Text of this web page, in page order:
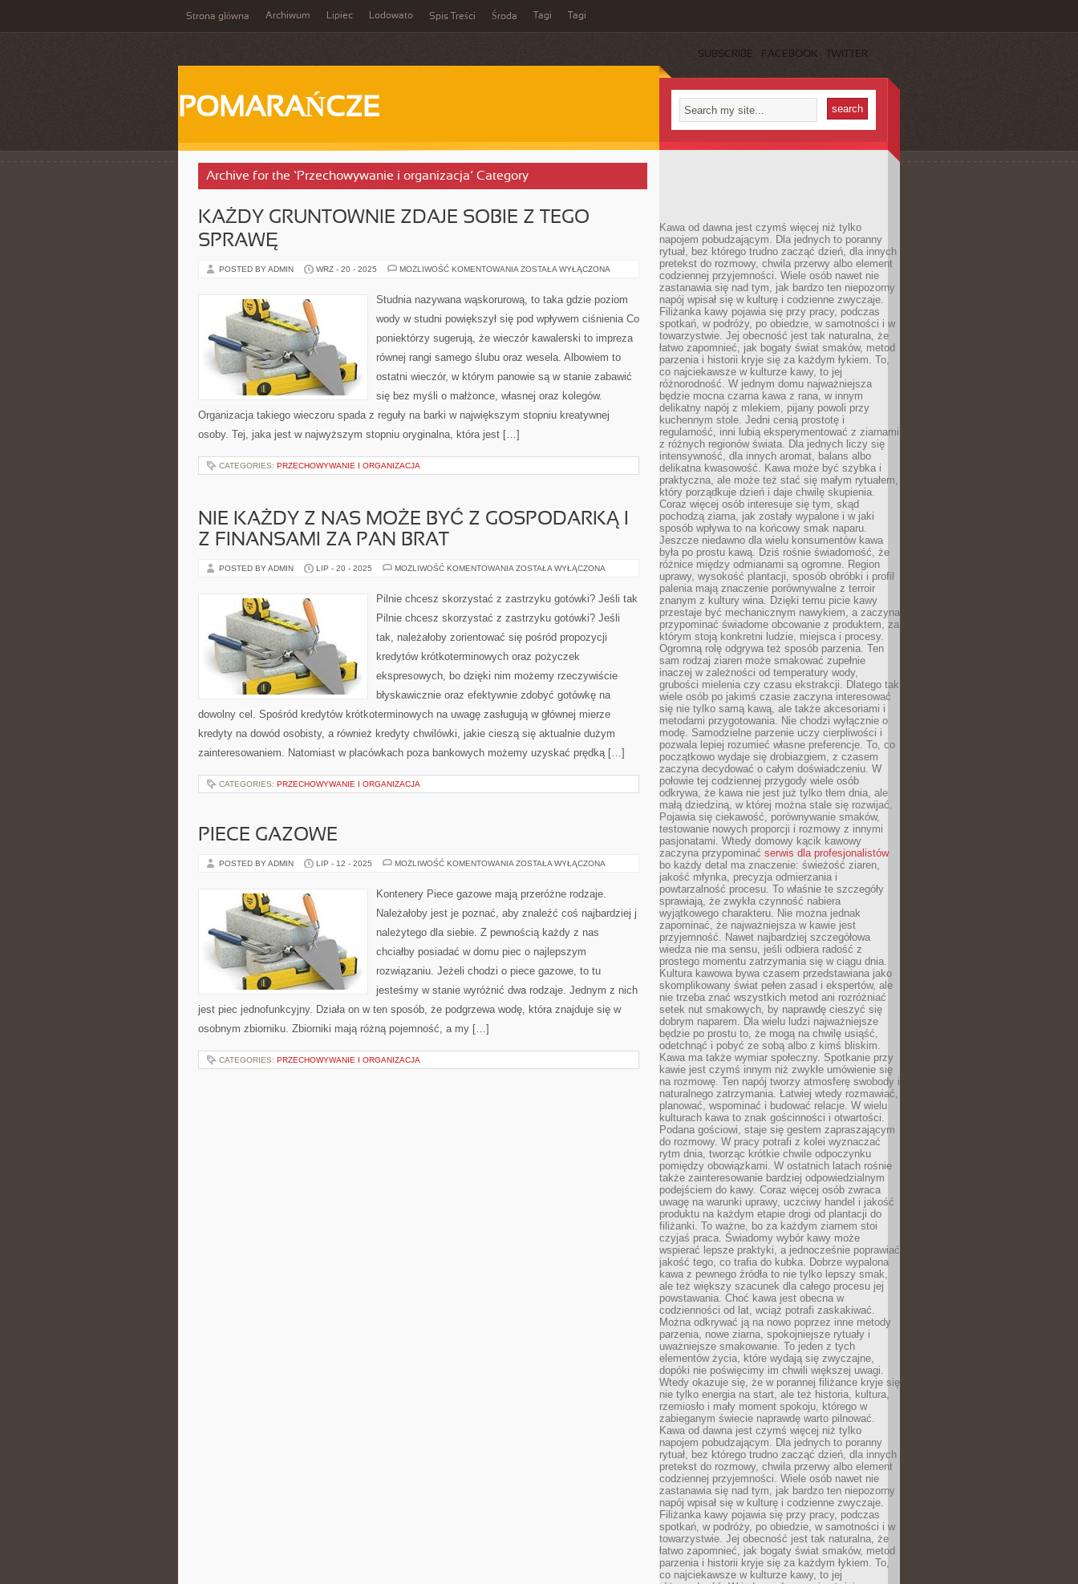
Strona główna Archiwum Lipiec Lodowato Spis Treści Środa Tagi Tagi
SUBSCRIBE FACEBOOK TWITTER
POMARAŃCZE
Archive for the ‘Przechowywanie i organizacja’ Category
KAŻDY GRUNTOWNIE ZDAJE SOBIE Z TEGO
SPRAWĘ
POSTED BY ADMIN WRZ - 20 - 2025 MOŻLIWOŚĆ KOMENTOWANIA KAŻDY
SOBIE
Z
SPRAWĘ
ZOSTAŁA WYŁĄCZONA
Studnia nazywana wąskorurową, to taka gdzie poziom
wody w studni powiększył się pod wpływem ciśnienia Co
poniektórzy sugerują, że wieczór kawalerski to impreza
równej rangi samego ślubu oraz wesela. Albowiem to
ostatni wieczór, w którym panowie są w stanie zabawić
się bez myśli o małżonce, własnej oraz kolegów.
Organizacja takiego wieczoru spada z reguły na barki w największym stopniu kreatywnej
osoby. Tej, jaka jest w najwyższym stopniu oryginalna, która jest […]
CATEGORIES: PRZECHOWYWANIE I ORGANIZACJA
NIE KAŻDY Z NAS MOŻE BYĆ Z GOSPODARKĄ I
Z FINANSAMI ZA PAN BRAT
POSTED BY ADMIN LIP - 20 - 2025 MOŻLIWOŚĆ KOMENTOWANIA NIE
NAS
MOŻE
Z
I
FINANSAMI
PAN
BRAT
ZOSTAŁA WYŁĄCZONA
Pilnie chcesz skorzystać z zastrzyku gotówki? Jeśli tak
Pilnie chcesz skorzystać z zastrzyku gotówki? Jeśli
tak, należałoby zorientować się pośród propozycji
kredytów krótkoterminowych oraz pożyczek
ekspresowych, bo dzięki nim możemy rzeczywiście
błyskawicznie oraz efektywnie zdobyć gotówkę na
dowolny cel. Spośród kredytów krótkoterminowych na uwagę zasługują w głównej mierze
kredyty na dowód osobisty, a również kredyty chwilówki, jakie cieszą się aktualnie dużym
zainteresowaniem. Natomiast w placówkach poza bankowych możemy uzyskać prędką […]
CATEGORIES: PRZECHOWYWANIE I ORGANIZACJA
PIECE GAZOWE
POSTED BY ADMIN LIP - 12 - 2025 MOŻLIWOŚĆ KOMENTOWANIA PIECE
ZOSTAŁA WYŁĄCZONA
Kontenery Piece gazowe mają przeróżne rodzaje.
Należałoby jest je poznać, aby znaleźć coś najbardziej j
należytego dla siebie. Z pewnością każdy z nas
chciałby posiadać w domu piec o najlepszym
rozwiązaniu. Jeżeli chodzi o piece gazowe, to tu
jesteśmy w stanie wyróżnić dwa rodzaje. Jednym z nich
jest piec jednofunkcyjny. Działa on w ten sposób, że podgrzewa wodę, która znajduje się w
osobnym zbiorniku. Zbiorniki mają różną pojemność, a my […]
CATEGORIES: PRZECHOWYWANIE I ORGANIZACJA
Kawa od dawna jest czymś więcej niż tylko
napojem pobudzającym. Dla jednych to poranny
rytuał, bez którego trudno zacząć dzień, dla innych
pretekst do rozmowy, chwila przerwy albo element
codziennej przyjemności. Wiele osób nawet nie
zastanawia się nad tym, jak bardzo ten niepozorny
napój wpisał się w kulturę i codzienne zwyczaje.
Filiżanka kawy pojawia się przy pracy, podczas
spotkań, w podróży, po obiedzie, w samotności i w
towarzystwie. Jej obecność jest tak naturalna, że
łatwo zapomnieć, jak bogaty świat smaków, metod
parzenia i historii kryje się za każdym łykiem. To,
co najciekawsze w kulturze kawy, to jej
różnorodność. W jednym domu najważniejsza
będzie mocna czarna kawa z rana, w innym
delikatny napój z mlekiem, pijany powoli przy
kuchennym stole. Jedni cenią prostotę i
regularność, inni lubią eksperymentować z ziarnami
z różnych regionów świata. Dla jednych liczy się
intensywność, dla innych aromat, balans albo
delikatna kwasowość. Kawa może być szybka i
praktyczna, ale może też stać się małym rytuałem,
który porządkuje dzień i daje chwilę skupienia.
Coraz więcej osób interesuje się tym, skąd
pochodzą ziarna, jak zostały wypalone i w jaki
sposób wpływa to na końcowy smak naparu.
Jeszcze niedawno dla wielu konsumentów kawa
była po prostu kawą. Dziś rośnie świadomość, że
różnice między odmianami są ogromne. Region
uprawy, wysokość plantacji, sposób obróbki i profil
palenia mają znaczenie porównywalne z terroir
znanym z kultury wina. Dzięki temu picie kawy
przestaje być mechanicznym nawykiem, a zaczyna
przypominać świadome obcowanie z produktem, za
którym stoją konkretni ludzie, miejsca i procesy.
Ogromną rolę odgrywa też sposób parzenia. Ten
sam rodzaj ziaren może smakować zupełnie
inaczej w zależności od temperatury wody,
grubości mielenia czy czasu ekstrakcji. Dlatego tak
wiele osób po jakimś czasie zaczyna interesować
się nie tylko samą kawą, ale także akcesoriami i
metodami przygotowania. Nie chodzi wyłącznie o
modę. Samodzielne parzenie uczy cierpliwości i
pozwala lepiej rozumieć własne preferencje. To, co
początkowo wydaje się drobiazgiem, z czasem
zaczyna decydować o całym doświadczeniu. W
połowie tej codziennej przygody wiele osób
odkrywa, że kawa nie jest już tylko tłem dnia, ale
małą dziedziną, w której można stale się rozwijać.
Pojawia się ciekawość, porównywanie smaków,
testowanie nowych proporcji i rozmowy z innymi
pasjonatami. Wtedy domowy kącik kawowy
zaczyna przypominać serwis dla profesjonalistów
bo każdy detal ma znaczenie: świeżość ziaren,
jakość młynka, precyzja odmierzania i
powtarzalność procesu. To właśnie te szczegóły
sprawiają, że zwykła czynność nabiera
wyjątkowego charakteru. Nie można jednak
zapominać, że najważniejsza w kawie jest
przyjemność. Nawet najbardziej szczegółowa
wiedza nie ma sensu, jeśli odbiera radość z
prostego momentu zatrzymania się w ciągu dnia.
Kultura kawowa bywa czasem przedstawiana jako
skomplikowany świat pełen zasad i ekspertów, ale
nie trzeba znać wszystkich metod ani rozróżniać
setek nut smakowych, by naprawdę cieszyć się
dobrym naparem. Dla wielu ludzi najważniejsze
będzie po prostu to, że mogą na chwilę usiąść,
odetchnąć i pobyć ze sobą albo z kimś bliskim.
Kawa ma także wymiar społeczny. Spotkanie przy
kawie jest czymś innym niż zwykłe umówienie się
na rozmowę. Ten napój tworzy atmosferę swobody i
naturalnego zatrzymania. Łatwiej wtedy rozmawiać,
planować, wspominać i budować relacje. W wielu
kulturach kawa to znak gościnności i otwartości.
Podana gościowi, staje się gestem zapraszającym
do rozmowy. W pracy potrafi z kolei wyznaczać
rytm dnia, tworząc krótkie chwile odpoczynku
pomiędzy obowiązkami. W ostatnich latach rośnie
także zainteresowanie bardziej odpowiedzialnym
podejściem do kawy. Coraz więcej osób zwraca
uwagę na warunki uprawy, uczciwy handel i jakość
produktu na każdym etapie drogi od plantacji do
filiżanki. To ważne, bo za każdym ziarnem stoi
czyjaś praca. Świadomy wybór kawy może
wspierać lepsze praktyki, a jednocześnie poprawiać
jakość tego, co trafia do kubka. Dobrze wypalona
kawa z pewnego źródła to nie tylko lepszy smak,
ale też większy szacunek dla całego procesu jej
powstawania. Choć kawa jest obecna w
codzienności od lat, wciąż potrafi zaskakiwać.
Można odkrywać ją na nowo poprzez inne metody
parzenia, nowe ziarna, spokojniejsze rytuały i
uważniejsze smakowanie. To jeden z tych
elementów życia, które wydają się zwyczajne,
dopóki nie poświęcimy im chwili większej uwagi.
Wtedy okazuje się, że w porannej filiżance kryje się
nie tylko energia na start, ale też historia, kultura,
rzemiosło i mały moment spokoju, którego w
zabieganym świecie naprawdę warto pilnować.
Kawa od dawna jest czymś więcej niż tylko
napojem pobudzającym. Dla jednych to poranny
rytuał, bez którego trudno zacząć dzień, dla innych
pretekst do rozmowy, chwila przerwy albo element
codziennej przyjemności. Wiele osób nawet nie
zastanawia się nad tym, jak bardzo ten niepozorny
napój wpisał się w kulturę i codzienne zwyczaje.
Filiżanka kawy pojawia się przy pracy, podczas
spotkań, w podróży, po obiedzie, w samotności i w
towarzystwie. Jej obecność jest tak naturalna, że
łatwo zapomnieć, jak bogaty świat smaków, metod
parzenia i historii kryje się za każdym łykiem. To,
co najciekawsze w kulturze kawy, to jej